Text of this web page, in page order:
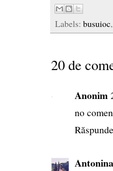
Labels: busuioc,
20 de
Anonim
no